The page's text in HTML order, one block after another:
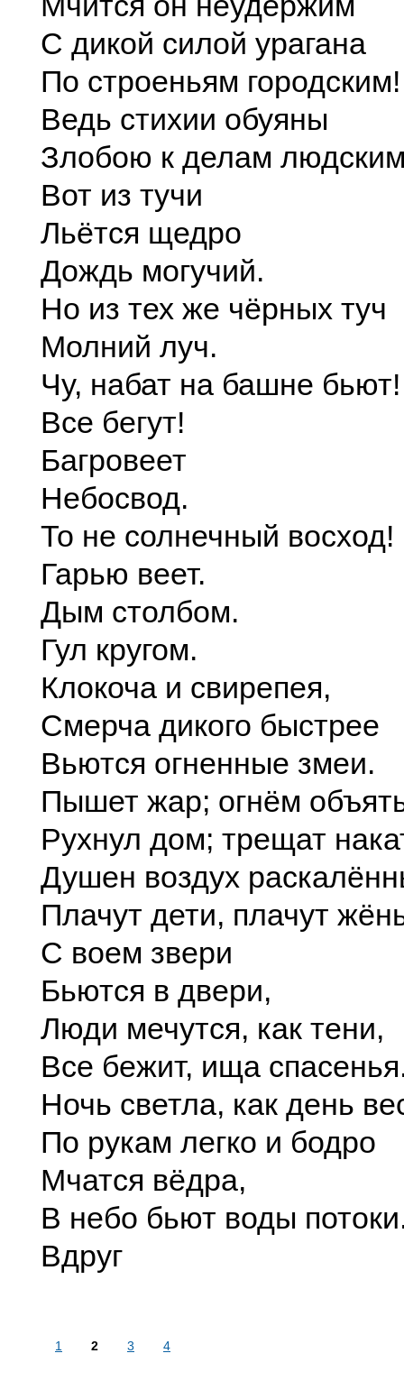
С дикой силой урагана
По строеньям городским!
Ведь стихии обуяны
Злобою к делам
Вот из тучи
Льётся щедро
Дождь могучий.
Но из тех же чёрных туч
Молний луч.
Чу, набат на башне бьют!
Все бегут!
Багровеет
Небосвод.
То не солнечный восход!
Гарью веет.
Дым столбом.
Гул кругом.
Клокоча и свирепея,
Смерча дикого быстрее
Вьются огненные змеи.
Пышет жар; огнём
Рухнул дом; трещат
Душен воздух
Плачут дети, плачут
С воем звери
Бьются в двери,
Люди мечутся, как тени,
Все бежит, ища
Ночь светла, как день
По рукам легко и бодро
Мчатся вёдра,
В небо бьют воды
Вдруг
1 2 3 4